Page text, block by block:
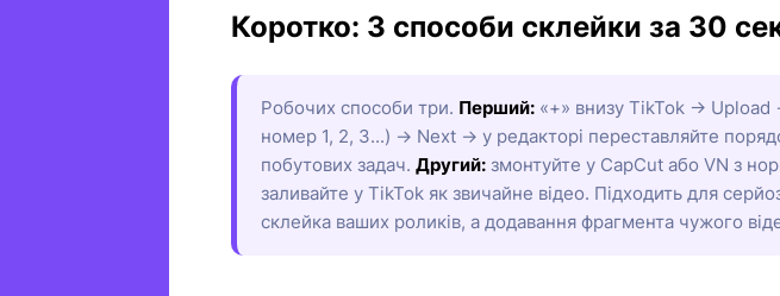
Коротко: 3 способи склейки за 30
Робочих способи три. Перший: «+» внизу TikTok → Upload
номер 1, 2, 3...) → Next → у редакторі переставляйте
побутових задач. Другий: змонтуйте у CapCut або VN з
заливайте у TikTok як звичайне відео. Підходить для
склейка ваших роликів, а додавання фрагмента чужого